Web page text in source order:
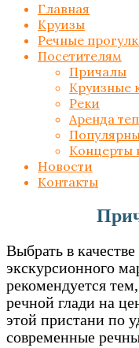
Главная
Круизы
Речные
Посетителям
Причалы
Круизные
Реки
Аренда
Концерты
Новости
Контакты
Выбрать в
экскурсионного
рекомендуется
речной глади на
этой пристани по
современные